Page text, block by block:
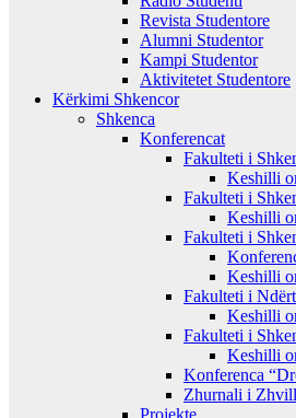
Revista Studentore
Alumni Studentor
Kampi Studentor
Aktivitetet Studentore
Kërkimi Shkencor
Shkenca
Konferencat
Fakulteti i
Keshilli
Fakulteti i
Keshilli
Fakulteti i
Keshilli
Fakulteti i
Keshilli
Fakulteti i
Keshilli
Konferenca
Zhurnali i
Projekte